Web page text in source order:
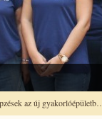
az új